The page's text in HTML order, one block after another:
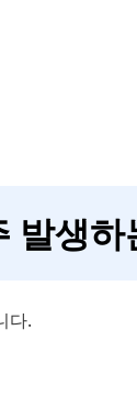
발생하
다.